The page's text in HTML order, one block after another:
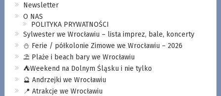
Newsletter
O NAS
POLITYKA PRYWATNOŚCI
Sylwester we Wrocławiu – lista imprez, bale, koncerty
⛄️ Ferie / półkolonie Zimowe we Wrocławiu – 2026
⛱️ Plaże i beach bary we Wrocławiu
⛺️Weekend na Dolnym Śląsku i nie tylko
🔮 Andrzejki we Wrocławiu
📍 Atrakcje we Wrocławiu